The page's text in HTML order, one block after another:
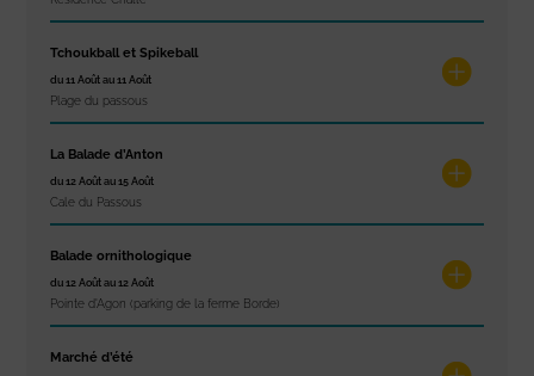
Tchoukball et Spikeball
du 11 Août au 11 Août
Plage du passous
La Balade d’Anton
du 12 Août au 15 Août
Cale du Passous
Balade ornithologique
du 12 Août au 12 Août
Pointe d'Agon (parking de la ferme Borde)
Marché d’été